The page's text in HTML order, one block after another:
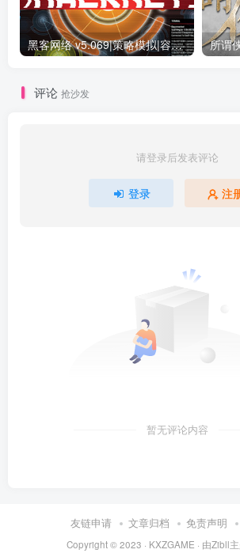
黑客网络 v5.069|策略模拟|容量709MB|免安装绿色中文版
评论 抢沙发
请登录后发表评论
登录 注
暂无评论内容
友链申请 文章归档 免责声明
Copyright © 2023 · KXZGAME · 由Zibll